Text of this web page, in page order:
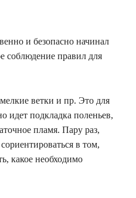
и безопасно начинал
соблюдение правил для
ветки и пр. Это для
идет подкладка поленьев,
пламя. Пару раз,
в том,
какое необходимо